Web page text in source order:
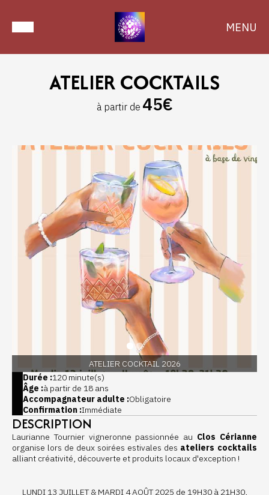
MENU
ATELIER COCKTAILS
à partir de 45€
ATELIER COCKTAIL 2026
Durée :120 minute(s)
Âge :à partir de 18 ans
Accompagnateur adulte :Obligatoire
Confirmation :Immédiate
DESCRIPTION
Laurianne Tournier vigneronne passionnée au Clos Cérianne
organise lors de deux soirées estivales des ateliers cocktails
alliant créativité, découverte et produits locaux d'exception !
LUNDI 13 JUILLET & MARDI 4 AOÛT 2025 de 19H30 à 21H30,